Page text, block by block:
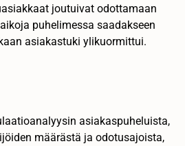
joutuivat odottamaan
puhelimessa saadakseen
asiakastuki ylikuormittui.
asiakaspuheluista,
määrästä ja odotusajoista,